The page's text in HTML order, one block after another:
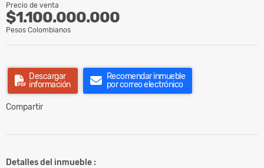
Precio de venta
$1.100.000.000
Pesos Colombianos
Descargar
información
Recomendar inmueble
por correo electrónico
Compartir
Detalles del inmueble :